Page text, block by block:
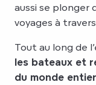
aussi se plonger
voyages à
Tout au long de
les bateaux et
du monde